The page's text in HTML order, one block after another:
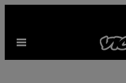
contenuto
Apri
menu